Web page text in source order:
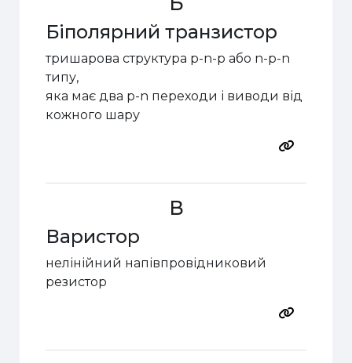
Біполярний транзистор
тришарова структура p-n-pабо n-p-n
типу,
яка має два p-n переходи і виводи від
кожного шару
В
Варистор
нелінійний напівпровідниковий
резистор